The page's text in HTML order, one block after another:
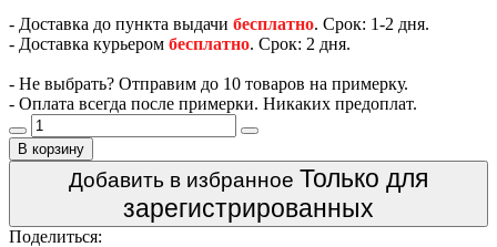
- Доставка до пункта выдачи бесплатно. Срок: 1-2 дня.
- Доставка курьером бесплатно. Срок: 2 дня.
- Не выбрать? Отправим до 10 товаров на примерку.
- Оплата всегда после примерки. Никаких предоплат.
В корзину
Добавить в избранное Только для
зарегистрированных
Поделиться: